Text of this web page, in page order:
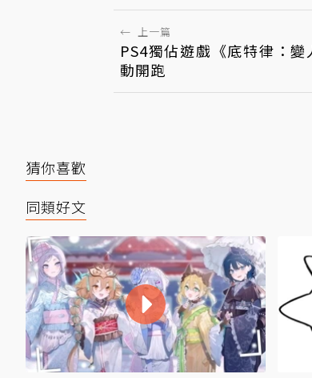
← 上一篇
PS4獨佔遊戲《底特律：
動開跑
猜你喜歡
同類好文